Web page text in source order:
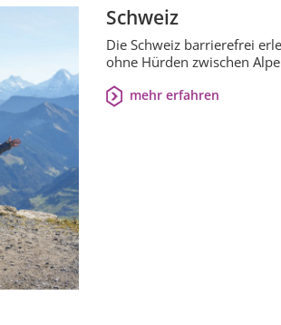
Schweiz
Die Schweiz barrierefrei
ohne Hürden zwischen
mehr erfahren